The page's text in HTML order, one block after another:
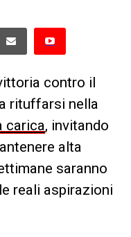
contro il
rituffarsi nella
carica, invitando
alta
saranno
reali aspirazioni